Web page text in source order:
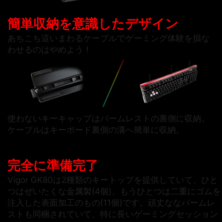
簡単収納を意識したデザイン
あちこち這いまわるケーブルでゲーミング体験を損な
わせるのはやめよう！
使わないキーキャップはパームレストの裏側に収納。
ケーブルはキーボード裏側の溝へ簡単に収納。
完全に準備完了
Vigor GK80は2種類のキートップを提供していて、ひと
つはぜいたくな金属製(4個)、もうひとつは二重にゴムを
注入した表面加工のもの(11個)です。頑丈ななパームレ
ストも同梱されていて、特に長いゲーミングセッション